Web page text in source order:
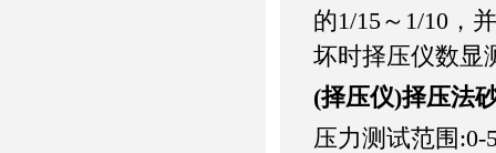
的1/15～1/10，
坏时择压仪数显
(择压仪)择压法
压力测试范围:0-